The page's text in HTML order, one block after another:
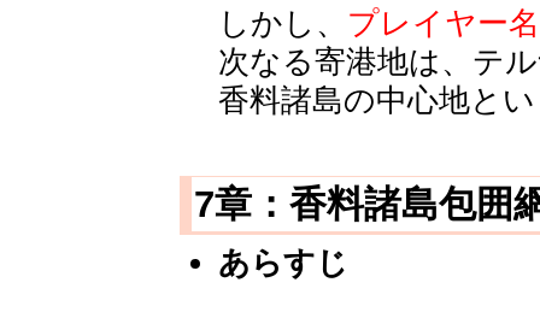
しかし、 プレイヤー名
次なる寄港地は、テ
香料諸島の中心地と
7章：香料諸島包囲
あらすじ